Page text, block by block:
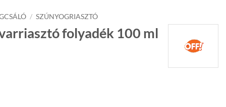
/ SZÚNYOGRIASZTÓ
folyadék 100 ml